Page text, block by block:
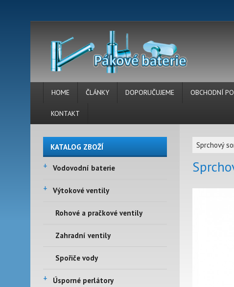
HOME ČLÁNKY DOPORUČUJEME OBCHODNÍ
KONTAKT
KATALOG ZBOŽÍ
+ Vodovodní baterie
+ Výtokové ventily
Rohové a pračkové ventily
Zahradní ventily
Spořiče vody
+ Úsporné perlátory
Sprchový